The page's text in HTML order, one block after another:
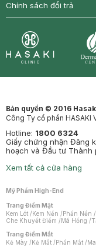
Chính sách đổi trả
Bản quyền © 2016
Công Ty cổ phần HASAKI
Hotline: 1800 6324
Giấy chứng nhận Đăng
hoạch và Đầu tư Thành
Xem tất cả cửa hàng
Mỹ Phẩm High-End
Trang Điểm Mặt
Kem Lót /Kem Nền /Phấn Nền /
Che Khuyết Điểm /Má Hồng /
Trang Điểm Mắt
Kẻ Mày /Kẻ Mắt /Phấn Mắt /